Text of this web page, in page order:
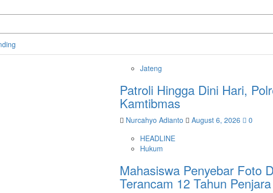
Jateng
Patroli Hingga Dini Hari,
Kamtibmas
Nurcahyo Adianto August 6, 2026
0
HEADLINE
Hukum
Mahasiswa Penyebar Foto
Terancam 12 Tahun Penjara